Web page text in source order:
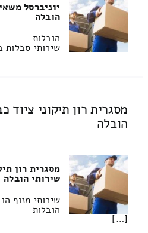
יוניברסל
הובלה
הובלות
שירותי
מסגרית רון תיקוני ציוד
הובלה
מסגרית רון
שירותי הובלה
שירותי מנוף
הובלות
[…]